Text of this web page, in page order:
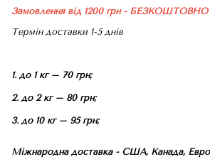
Замовлення від 1200 грн - БЕЗКОШТОВНО
Термін доставки 1-5 днів
1. до 1 кг – 70 грн;
2. до 2 кг – 80 грн;
3. до 10 кг – 95 грн;
Міжнародна доставка - США, Канада,